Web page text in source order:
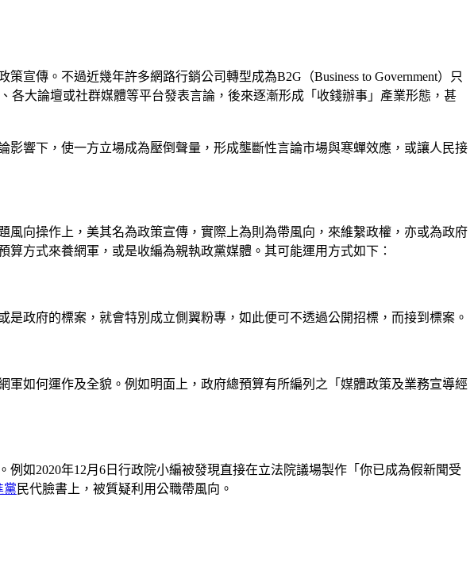
傳。不過近幾年許多網路行銷公司轉型成為B2G（Business to Government）只
大論壇或社群媒體等平台發表言論，後來逐漸形成「收錢辦事」產業形態，甚
響下，使一方立場成為壓倒聲量，形成壟斷性言論市場與寒蟬效應，或讓人民接
向操作上，美其名為政策宣傳，實際上為則為帶風向，來維繫政權，亦或為政府
方式來養網軍，或是收編為親執政黨媒體。其可能運用方式如下：
政府的標案，就會特別成立側翼粉專，如此便可不透過公開招標，而接到標案。
如何運作及全貌。例如明面上，政府總預算有所編列之「媒體政策及業務宣導經
如2020年12月6日行政院小編被發現直接在立法院議場製作「你已成為假新聞受
黨 民代臉書上，被質疑利用公職帶風向。